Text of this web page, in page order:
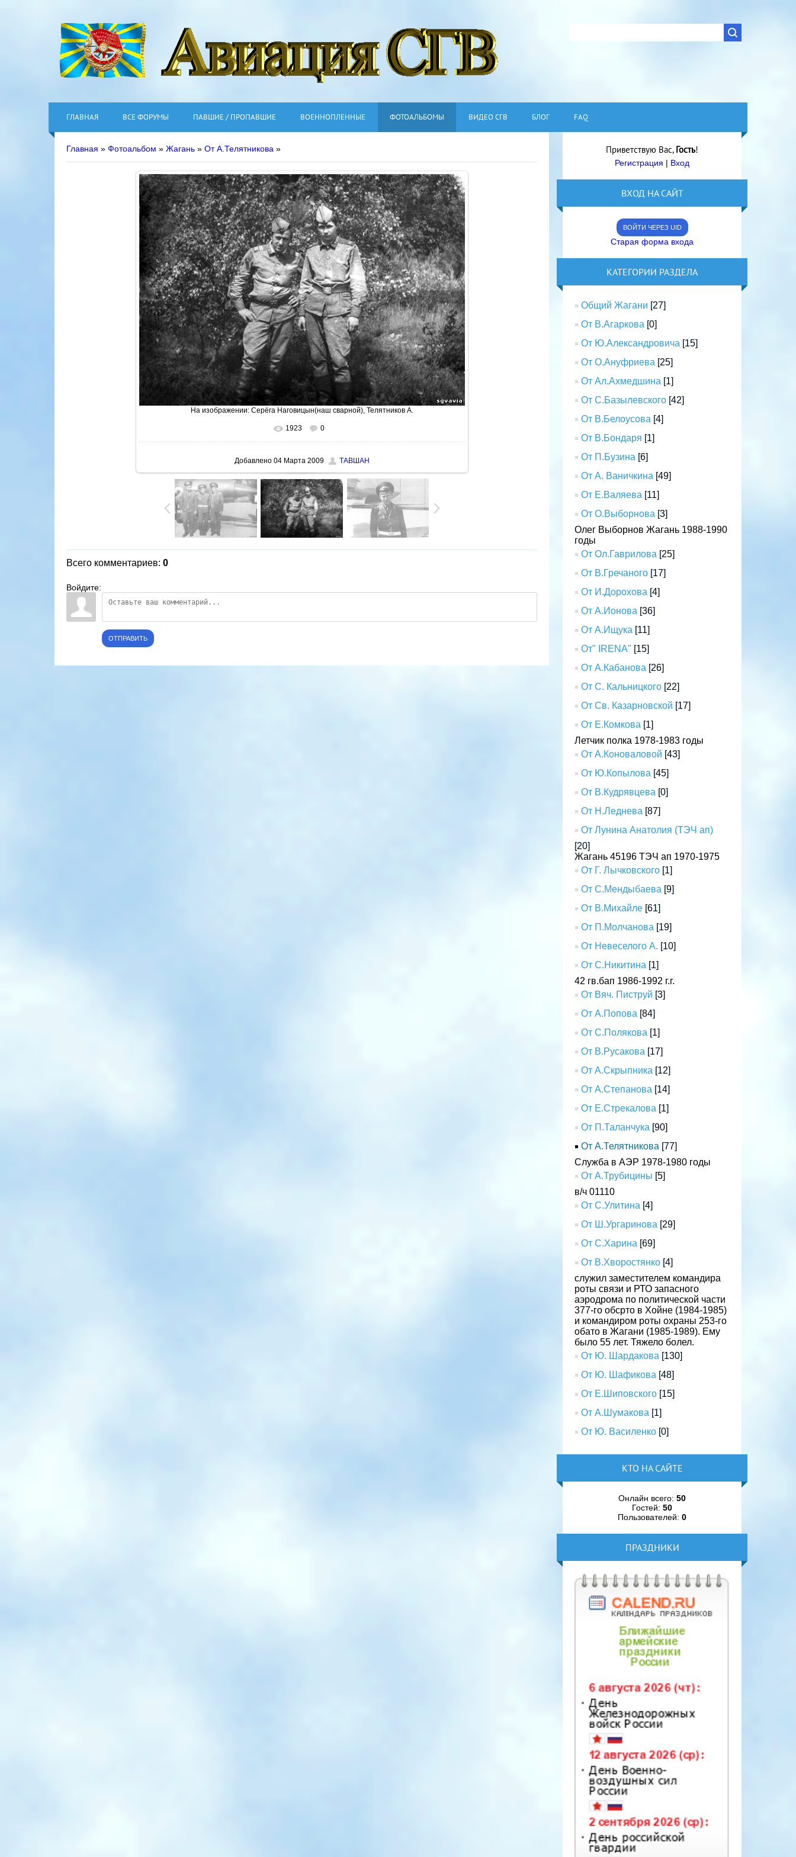
ГЛАВНАЯ ВСЕ ФОРУМЫ ПАВШИЕ / ПРОПАВШИЕ ВОЕННОПЛЕННЫЕ ФОТОАЛЬБОМЫ ВИДЕО СГВ БЛОГ FAQ
Главная » Фотоальбом » Жагань » От А.Телятникова »
На изображении: Серёга Наговицын(наш сварной), Телятников А.
В реальном размере 640x455
1923 0
Добавлено04 Марта 2009 ТАВШАН
Всего комментариев: 0
Войдите:
ОТПРАВИТЬ
Приветствую Вас, Гость!
Регистрация | Вход
ВХОД НА САЙТ
ВОЙТИ ЧЕРЕЗ UID
Старая форма входа
КАТЕГОРИИ РАЗДЕЛА
Общий Жагани [27]
От В.Агаркова [0]
От Ю.Александровича [15]
От О.Ануфриева [25]
От Ал.Ахмедшина [1]
От С.Базылевского [42]
От В.Белоусова [4]
От В.Бондаря [1]
От П.Бузина [6]
От А. Ваничкина [49]
От Е.Валяева [11]
От О.Выборнова [3]
Олег Выборнов Жагань 1988-1990
годы
От Ол.Гаврилова [25]
От В.Гречаного [17]
От И.Дорохова [4]
От А.Ионова [36]
От А.Ищука [11]
От" IRENA" [15]
От А.Кабанова [26]
От С. Кальницкого [22]
От Св. Казарновской [17]
От Е.Комкова [1]
Летчик полка 1978-1983 годы
От А.Коноваловой [43]
От Ю.Копылова [45]
От В.Кудрявцева [0]
От Н.Леднева [87]
От Лунина Анатолия (ТЭЧ ап)
[20]
Жагань 45196 ТЭЧ ап 1970-1975
От Г. Лычковского [1]
От С.Мендыбаева [9]
От В.Михайле [61]
От П.Молчанова [19]
От Невеселого А. [10]
От С.Никитина [1]
42 гв.бап 1986-1992 г.г.
От Вяч. Пиструй [3]
От А.Попова [84]
От С.Полякова [1]
От В.Русакова [17]
От А.Скрыпника [12]
От А.Степанова [14]
От Е.Стрекалова [1]
От П.Таланчука [90]
От А.Телятникова [77]
Служба в АЭР 1978-1980 годы
От А.Трубицины [5]
в/ч 01110
От С.Улитина [4]
От Ш.Ургаринова [29]
От С.Харина [69]
От В.Хворостянко [4]
служил заместителем командира
роты связи и РТО запасного
аэродрома по политической части
377-го обсрто в Хойне (1984-1985)
и командиром роты охраны 253-го
обато в Жагани (1985-1989). Ему
было 55 лет. Тяжело болел.
От Ю. Шардакова [130]
От Ю. Шафикова [48]
От Е.Шиповского [15]
От А.Шумакова [1]
От Ю. Василенко [0]
КТО НА САЙТЕ
Онлайн всего:50
Гостей:50
Пользователей:0
ПРАЗДНИКИ